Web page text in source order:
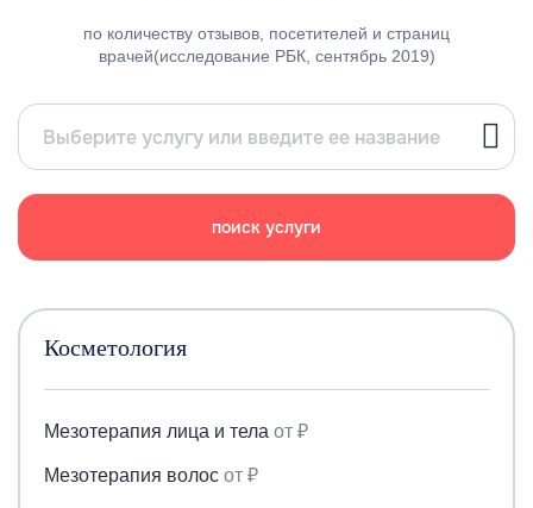
по количеству отзывов, посетителей и страниц
врачей(исследование РБК, сентябрь 2019)
поиск услуги
Косметология
Мезотерапия лица и тела от ₽
Мезотерапия волос от ₽